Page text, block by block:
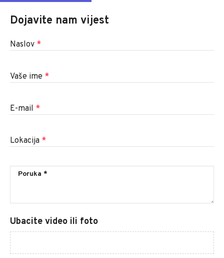
Dojavite nam vijest
Naslov *
Vaše ime *
E-mail *
Lokacija *
Ubacite video ili foto